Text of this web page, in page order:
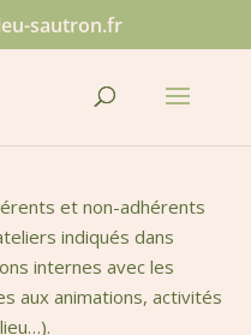
sautron.fr
et non-adhérents
indiqués dans
internes avec les
aux animations, activités